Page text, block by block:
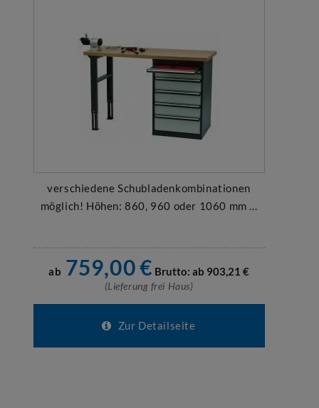
verschiedene Schubladenkombinationen
möglich! Höhen: 860, 960 oder 1060 mm ...
ab 759,00€ Brutto: ab 903,21 €
(Lieferung frei Haus)
Zur Detailseite